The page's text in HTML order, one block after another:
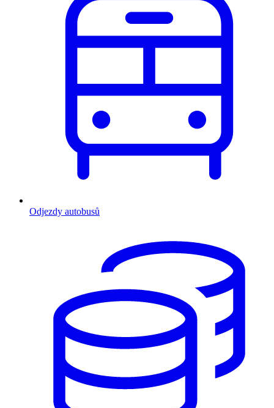
Odjezdy autobusů